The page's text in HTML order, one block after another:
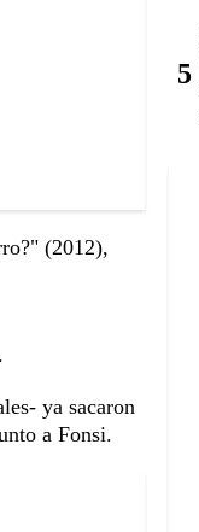
(2012),
ya sacaron
a Fonsi.